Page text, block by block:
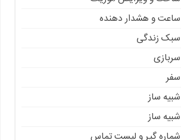
ساعت و هشدار دهنده
سبک زندگی
سربازی
سفر
شبیه ساز
شبیه ساز
شماره گیر و لیست تماس